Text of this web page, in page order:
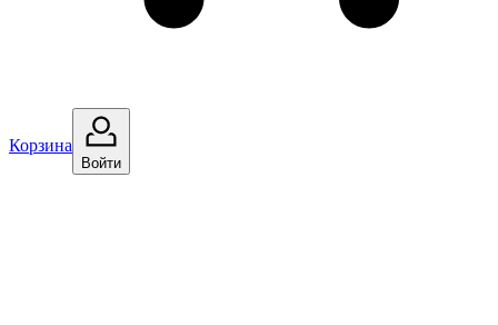
Корзина
Войти